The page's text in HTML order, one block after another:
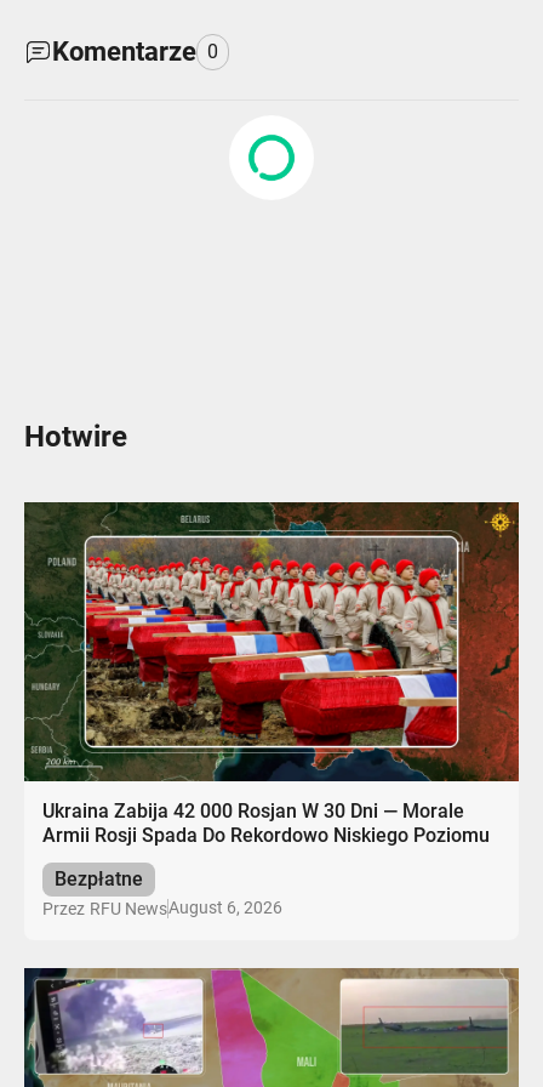
Komentarze 0
Hotwire
Ukraina Zabija 42 000 Rosjan W 30 Dni — Morale
Armii Rosji Spada Do Rekordowo Niskiego Poziomu
Bezpłatne
Przez RFU NewsAugust 6, 2026